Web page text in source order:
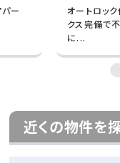
ー
オートロッ
クス完備で
に...
近くの物件を